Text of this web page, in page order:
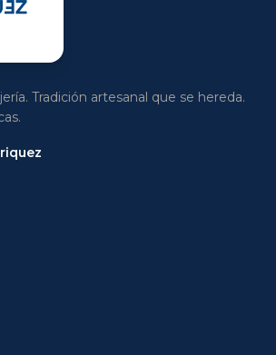
Tradición artesanal que se hereda.